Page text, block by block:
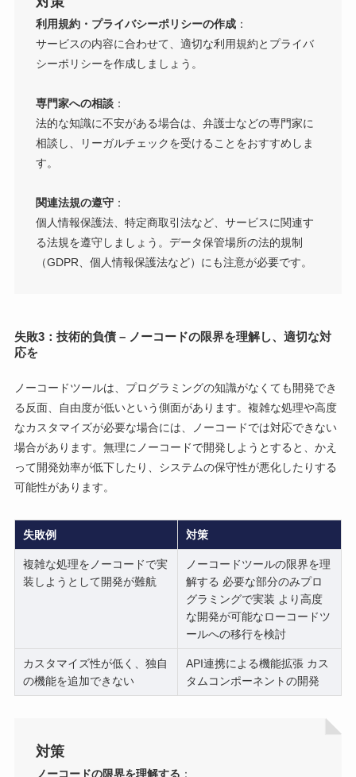
利用規約・プライバシーポリシーの作成：
サービスの内容に合わせて、適切な利用規約とプライバ
シーポリシーを作成しましょう。
専門家への相談：
法的な知識に不安がある場合は、弁護士などの専門家に
相談し、リーガルチェックを受けることをおすすめしま
す。
関連法規の遵守：
個人情報保護法、特定商取引法など、サービスに関連す
る法規を遵守しましょう。データ保管場所の法的規制
（GDPR、個人情報保護法など）にも注意が必要です。
失敗3：技術的負債 – ノーコードの限界を理解し、適切な対
応を
ノーコードツールは、プログラミングの知識がなくても開発でき
る反面、自由度が低いという側面があります。複雑な処理や高度
なカスタマイズが必要な場合には、ノーコードでは対応できない
場合があります。無理にノーコードで開発しようとすると、かえ
って開発効率が低下したり、システムの保守性が悪化したりする
可能性があります。
失敗例 対策
複雑な処理をノーコードで実
装しようとして開発が難航
ノーコードツールの限界を理
解する 必要な部分のみプロ
グラミングで実装 より高度
な開発が可能なローコードツ
ールへの移行を検討
カスタマイズ性が低く、独自
の機能を追加できない
API連携による機能拡張 カス
タムコンポーネントの開発
対策
ノーコードの限界を理解する ：